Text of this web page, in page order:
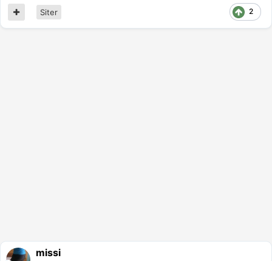
2
Siter
missi